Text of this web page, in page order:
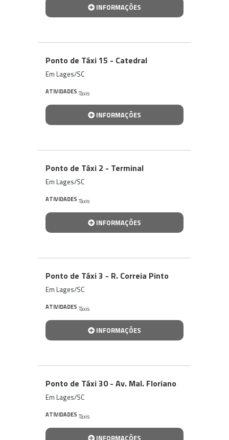
INFORMAÇÕES
Ponto de Táxi 15 - Catedral
Em Lages/SC
ATIVIDADES Táxis
INFORMAÇÕES
Ponto de Táxi 2 - Terminal
Em Lages/SC
ATIVIDADES Táxis
INFORMAÇÕES
Ponto de Táxi 3 - R. Correia Pinto
Em Lages/SC
ATIVIDADES Táxis
INFORMAÇÕES
Ponto de Táxi 30 - Av. Mal. Floriano
Em Lages/SC
ATIVIDADES Táxis
INFORMAÇÕES